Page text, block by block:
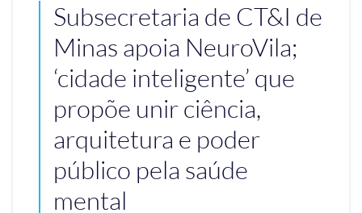
Subsecretaria de CT&I de
Minas apoia NeuroVila;
‘cidade inteligente’ que
propõe unir ciência,
arquitetura e poder
público pela saúde
mental